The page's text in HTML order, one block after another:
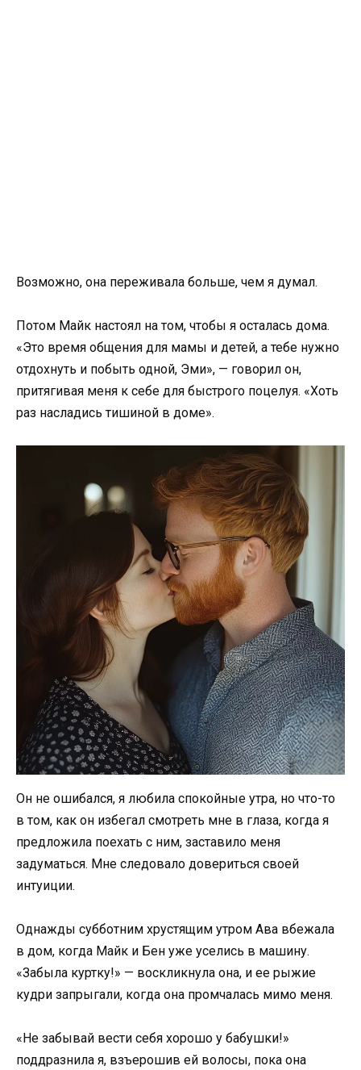
Возможно, она переживала больше, чем я думал.
Потом Майк настоял на том, чтобы я осталась дома.
«Это время общения для мамы и детей, а тебе нужно
отдохнуть и побыть одной, Эми», — говорил он,
притягивая меня к себе для быстрого поцелуя. «Хоть
раз насладись тишиной в доме».
Он не ошибался, я любила спокойные утра, но что-то
в том, как он избегал смотреть мне в глаза, когда я
предложила поехать с ним, заставило меня
задуматься. Мне следовало довериться своей
интуиции.
Однажды субботним хрустящим утром Ава вбежала
в дом, когда Майк и Бен уже уселись в машину.
«Забыла куртку!» — воскликнула она, и ее рыжие
кудри запрыгали, когда она промчалась мимо меня.
«Не забывай вести себя хорошо у бабушки!»
поддразнила я, взъерошив ей волосы, пока она